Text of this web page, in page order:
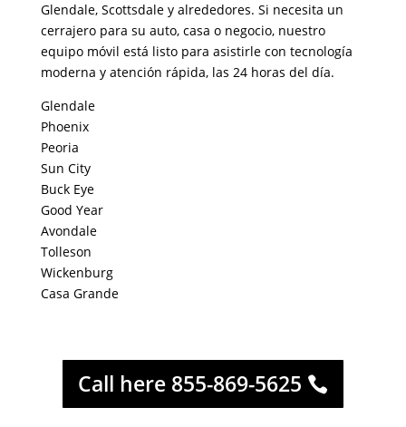
Glendale, Scottsdale y alrededores. Si necesita un
cerrajero para su auto, casa o negocio, nuestro
equipo móvil está listo para asistirle con tecnología
moderna y atención rápida, las 24 horas del día.
Glendale
Phoenix
Peoria
Sun City
Buck Eye
Good Year
Avondale
Tolleson
Wickenburg
Casa Grande
Call here 855-869-5625